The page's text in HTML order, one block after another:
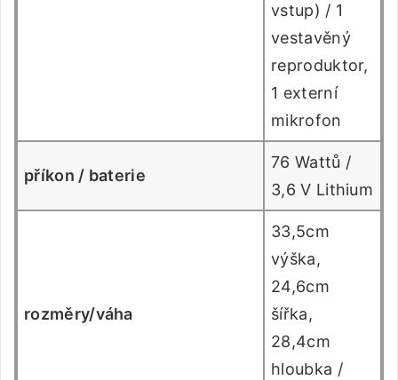
vstup) / 1
vestavěný
reproduktor,
1 externí
mikrofon
příkon / baterie
76 Wattů /
3,6 V Lithium
rozměry/váha
33,5cm
výška,
24,6cm
šířka,
28,4cm
hloubka /